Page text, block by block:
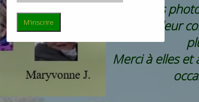
Voici nos
talent et leur
Merci à elles